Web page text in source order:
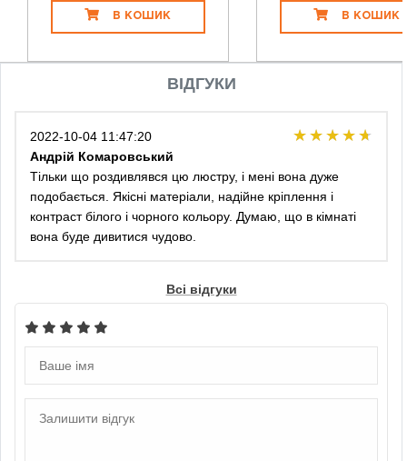
В КОШИК В КОШИК
ВІДГУКИ
2022-10-04 11:47:20
Андрій Комаровський
Тільки що роздивлявся цю люстру, і мені вона дуже
подобається. Якісні матеріали, надійне кріплення і
контраст білого і чорного кольору. Думаю, що в кімнаті
вона буде дивитися чудово.
Всі відгуки